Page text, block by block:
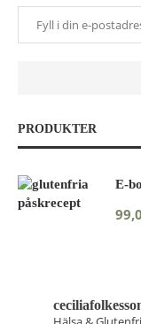
PRODUKTER
E-